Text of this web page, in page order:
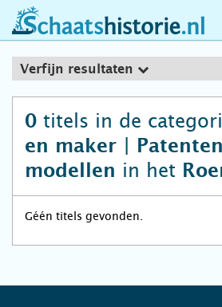
schaatshistorie.nl
Verfijn resultaten
0 titels in de
en maker |
modellen in het
Géén titels gevonden.